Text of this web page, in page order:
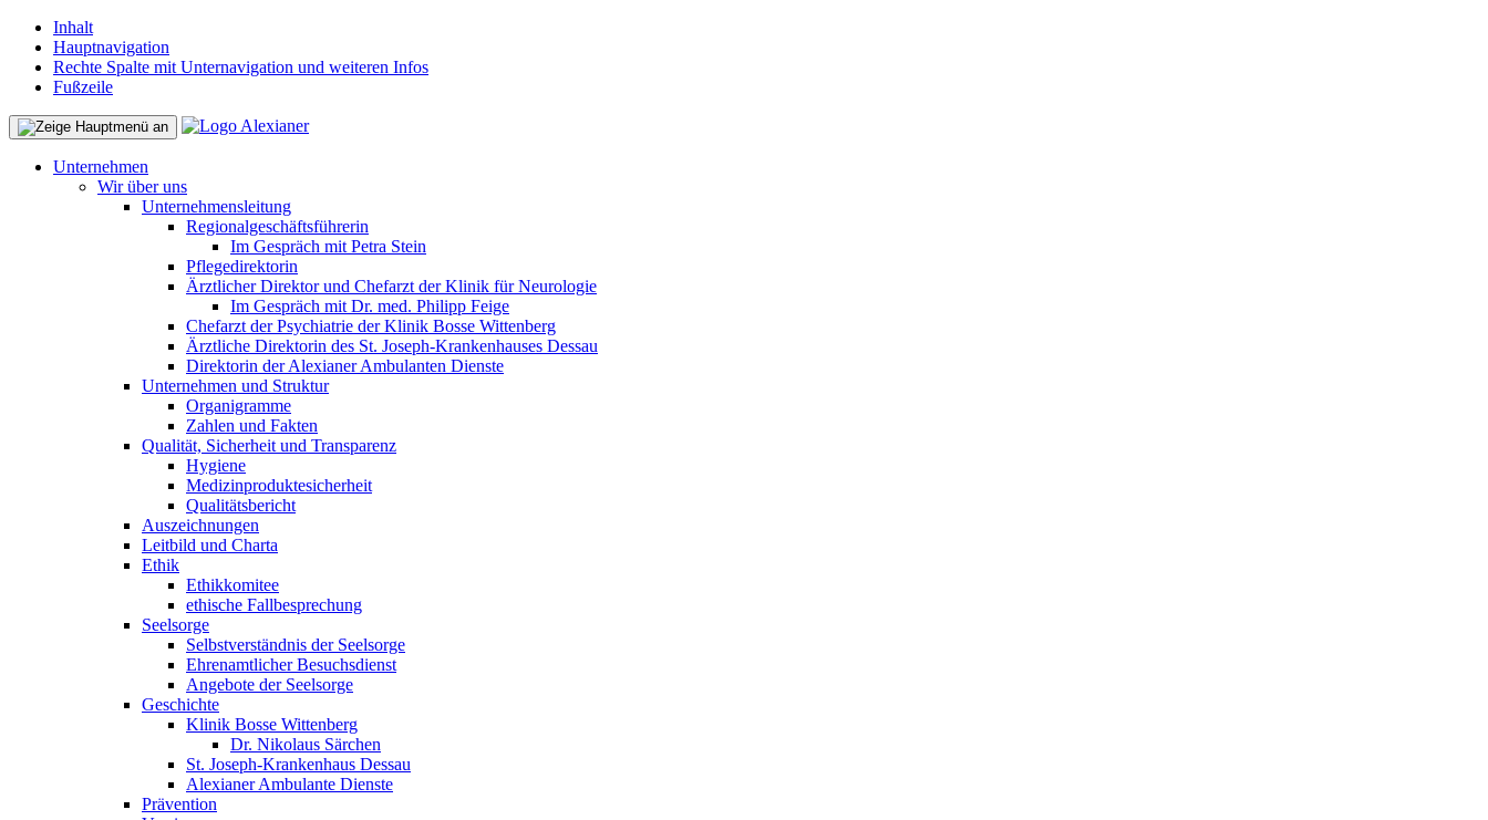
Inhalt
Hauptnavigation
Rechte Spalte mit Unternavigation und weiteren Infos
Fußzeile
Unternehmen
Wir über uns
Unternehmensleitung
Regionalgeschäftsführerin
Im Gespräch mit Petra Stein
Pflegedirektorin
Ärztlicher Direktor und Chefarzt der Klinik für Neurologie
Im Gespräch mit Dr. med. Philipp Feige
Chefarzt der Psychiatrie der Klinik Bosse Wittenberg
Ärztliche Direktorin des St. Joseph-Krankenhauses Dessau
Direktorin der Alexianer Ambulanten Dienste
Unternehmen und Struktur
Organigramme
Zahlen und Fakten
Qualität, Sicherheit und Transparenz
Hygiene
Medizinproduktesicherheit
Qualitätsbericht
Auszeichnungen
Leitbild und Charta
Ethik
Ethikkomitee
ethische Fallbesprechung
Seelsorge
Selbstverständnis der Seelsorge
Ehrenamtlicher Besuchsdienst
Angebote der Seelsorge
Geschichte
Klinik Bosse Wittenberg
Dr. Nikolaus Särchen
St. Joseph-Krankenhaus Dessau
Alexianer Ambulante Dienste
Prävention